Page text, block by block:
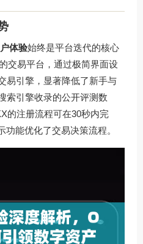
体验始终是平台迭代的核心
交易平台，通过极简界面设
易引擎，显著降低了新手与
索引擎收录的公开评测数
的注册流程可在30秒内完
能优化了交易决策流程。